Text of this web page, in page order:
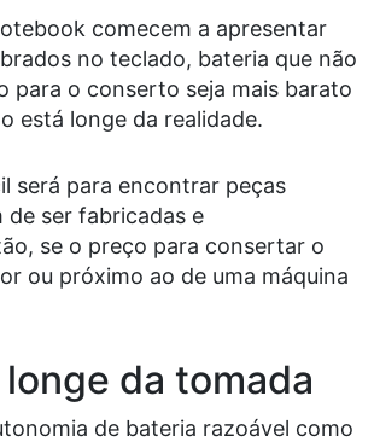
comecem a apresentar
no teclado, bateria que não
para o conserto seja mais barato
está longe da realidade.
será para encontrar peças
de ser fabricadas e
se o preço para consertar o
ou próximo ao de uma máquina
da tomada
de bateria razoável como